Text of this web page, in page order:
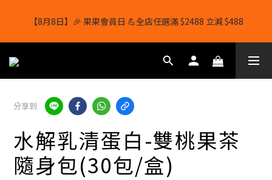
【8月8日】🎉 果果會員日 💪全店任選滿 $2488 立減 $488
【1/8-31/8】8月下單即贈 蛋白威化餅×1-隨機口味
結帳輸入[gopowerhk]，可享全單*95折*，可與活動折扣疊加。
[新會員優惠]新會員註冊即送$20購物金
【8月8日】🎉 果果會員日 💪全店任選滿 $2488 立減 $488
分享到
水解乳清蛋白-雙桃果茶
隨身包(30包/盒)